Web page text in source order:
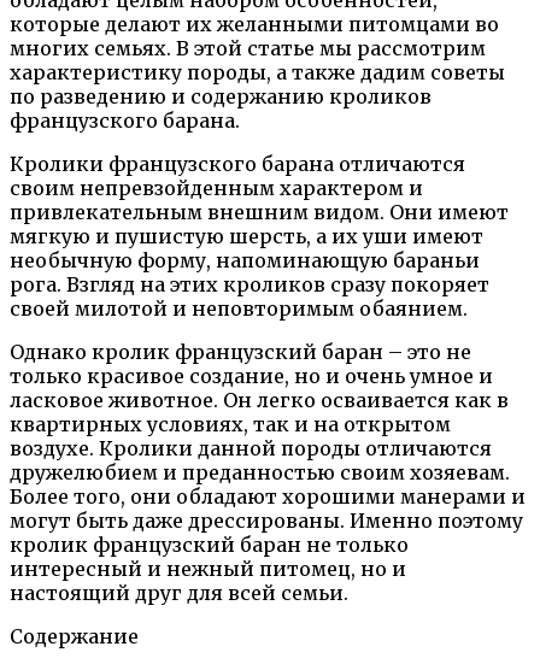
которые делают их желанными питомцами во
многих семьях. В этой статье мы рассмотрим
характеристику породы, а также дадим советы
по разведению и содержанию кроликов
французского барана.
Кролики французского барана отличаются
своим непревзойденным характером и
привлекательным внешним видом. Они имеют
мягкую и пушистую шерсть, а их уши имеют
необычную форму, напоминающую бараньи
рога. Взгляд на этих кроликов сразу покоряет
своей милотой и неповторимым обаянием.
Однако кролик французский баран – это не
только красивое создание, но и очень умное и
ласковое животное. Он легко осваивается как в
квартирных условиях, так и на открытом
воздухе. Кролики данной породы отличаются
дружелюбием и преданностью своим хозяевам.
Более того, они обладают хорошими манерами и
могут быть даже дрессированы. Именно поэтому
кролик французский баран не только
интересный и нежный питомец, но и
настоящий друг для всей семьи.
Содержание